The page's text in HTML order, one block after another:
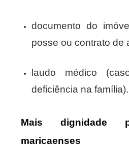
documento do
posse ou contrato de
laudo médico
deficiência na família).
Mais dignidade
maricaenses